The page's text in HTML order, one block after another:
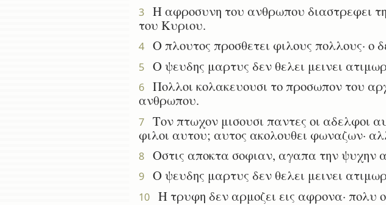
3
Η αφροσυνη του ανθρωπου διαστρεφει
του Κυριου.
4 Ο πλουτος προσθετει φιλους πολλους· ο
5 Ο ψευδης μαρτυς δεν θελει μεινει
6
Πολλοι κολακευουσι το προσωπον του
ανθρωπου.
7
Τον πτωχον μισουσι παντες οι αδελφοι
φιλοι αυτου; αυτος ακολουθει φωναζων·
8 Οστις αποκτα σοφιαν, αγαπα την ψυχην
9 Ο ψευδης μαρτυς δεν θελει μεινει
10 Η τρυφη δεν αρμοζει εις αφρονα· πολυ